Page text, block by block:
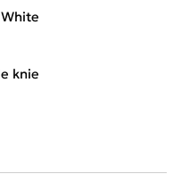
knie